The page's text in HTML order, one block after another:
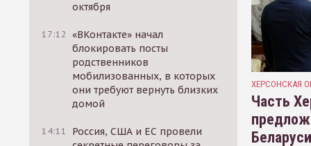
октября
17:12 «ВКонтакте» начал
блокировать посты
родственников
мобилизованных, в которых
они требуют вернуть близких
домой
14:11
Россия, США и ЕС провели
ХЕРСОНСКАЯ
Часть